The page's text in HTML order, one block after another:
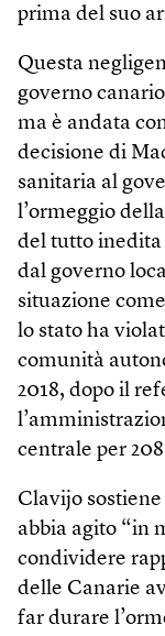
prima del suo
Questa
governo
ma è andata
decisione di
sanitaria al
l’ormeggio
del tutto inedita
dal governo
situazione
lo stato ha
comunità
2018, dopo il
centrale per
Clavijo
abbia agito “in
condividere
delle Canarie
far durare